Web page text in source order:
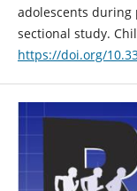
adolescents during
sectional study.
https://doi.org/